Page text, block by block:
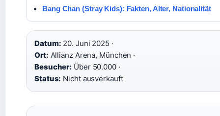
Bang Chan (Stray Kids): Fakten, Alter, Nationalität
Datum: 20. Juni 2025 ·
Ort: Allianz Arena, München ·
Besucher: Über 50.000 ·
Status: Nicht ausverkauft